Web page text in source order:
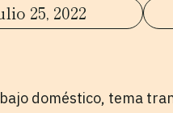
25, 2022
doméstico, tema